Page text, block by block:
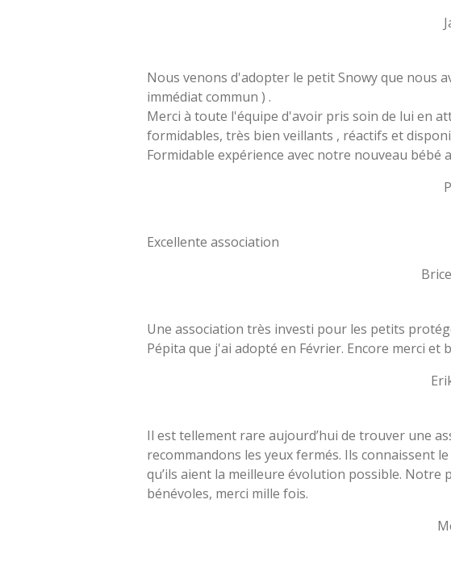
Jay
Nous venons d'adopter le petit Snowy que nous
immédiat commun ) .
Merci à toute l'équipe d'avoir pris soin de lui en
formidables, très bien veillants , réactifs et
Formidable expérience avec notre nouveau
Pascal
Excellente association
Brice
Une association très investi pour les petits
Pépita que j'ai adopté en Février. Encore merci et
Erika
Il est tellement rare aujourd’hui de trouver une
recommandons les yeux fermés. Ils
qu’ils aient la meilleure évolution possible. Notre
bénévoles, merci mille fois.
Melodia